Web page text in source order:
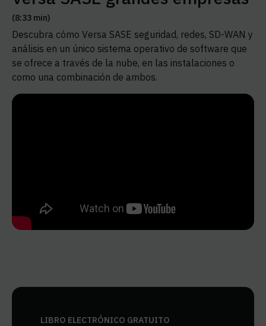
(8:33 min)
Descubra cómo Versa SASE seguridad, redes, SD-WAN y
análisis en un único sistema operativo de software que
se ofrece a través de la nube, en las instalaciones o
como una combinación de ambos.
LIBRO ELECTRÓNICO GRATUITO